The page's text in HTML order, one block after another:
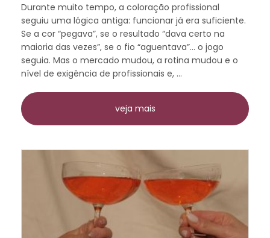
Durante muito tempo, a coloração profissional
seguiu uma lógica antiga: funcionar já era suficiente.
Se a cor “pegava”, se o resultado “dava certo na
maioria das vezes”, se o fio “aguentava”… o jogo
seguia. Mas o mercado mudou, a rotina mudou e o
nível de exigência de profissionais e, ...
veja mais